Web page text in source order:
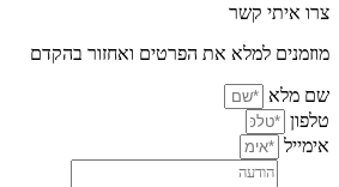
צרו איתי קשר
מוזמנים למלא את הפרטים ואחזור בהקדם
שם מלא
טלפון
אימייל